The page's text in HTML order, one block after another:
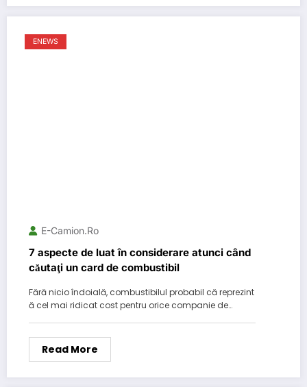
ENEWS
E-Camion.ro
7 aspecte de luat în considerare atunci când
căutaţi un card de combustibil
Fără nicio îndoială, combustibilul probabil că reprezint
ă cel mai ridicat cost pentru orice companie de…
Read More